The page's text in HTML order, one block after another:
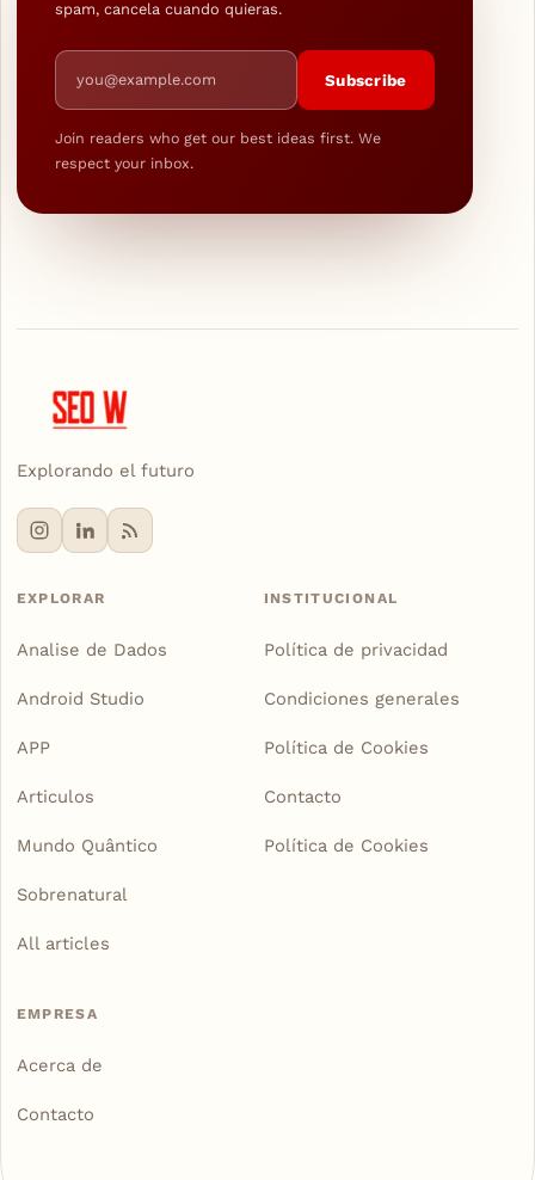
spam, cancela cuando quieras.
Email address
Subscribe
Join readers who get our best ideas first. We
respect your inbox.
Explorando el futuro
EXPLORAR
Analise de Dados
Android Studio
APP
Articulos
Mundo Quântico
Sobrenatural
All articles
INSTITUCIONAL
Política de privacidad
Condiciones generales
Política de Cookies
Contacto
Política de Cookies
EMPRESA
Acerca de
Contacto